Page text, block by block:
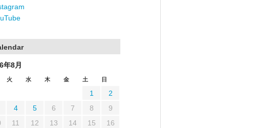
年8月
火 水 木 金 土 日
1
2
4 5 6 7 8
9
11 12 13 14 15
16